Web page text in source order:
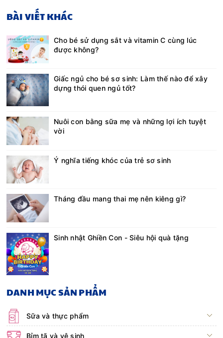
BÀI VIẾT KHÁC
Cho bé sử dụng sắt và vitamin C cùng lúc
được không?
Giấc ngủ cho bé sơ sinh: Làm thế nào để xây
dựng thói quen ngủ tốt?
Nuôi con bằng sữa mẹ và những lợi ích tuyệt
vời
Ý nghĩa tiếng khóc của trẻ sơ sinh
Tháng đầu mang thai mẹ nên kiêng gì?
Sinh nhật Ghiền Con - Siêu hội quà tặng
DANH MỤC SẢN PHẨM
Sữa và thực phẩm
Bỉm tã và vệ sinh